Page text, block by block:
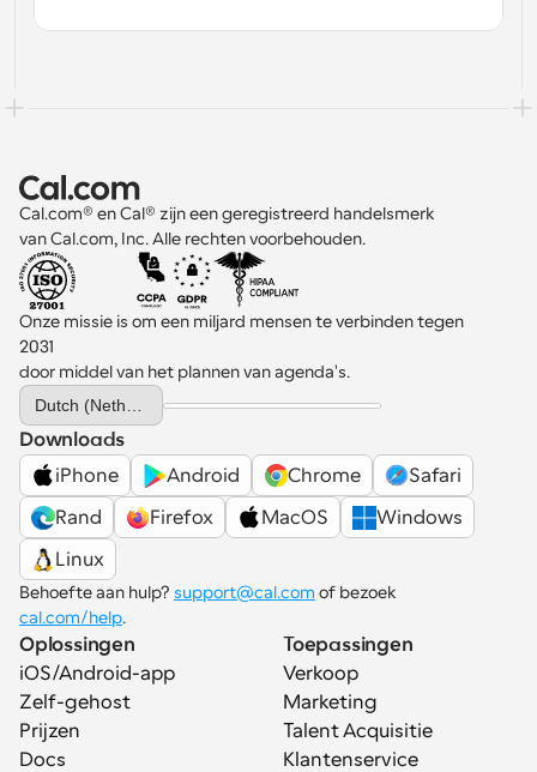
Cal.com® en Cal® zijn een geregistreerd handelsmerk
van Cal.com, Inc. Alle rechten voorbehouden.
Onze missie is om een miljard mensen te verbinden tegen
2031
door middel van het plannen van agenda's.
Select Language
Downloads
iPhone
Android Chrome
Safari
Rand
Firefox MacOS
Windows
Linux
Behoefte aan hulp? support@cal.com
cal.com/help.
Oplossingen
iOS/Android-app
Zelf-gehost
Prijzen
Docs
Toepassingen
Verkoop
Marketing
Talent Acquisitie
Klantenservice